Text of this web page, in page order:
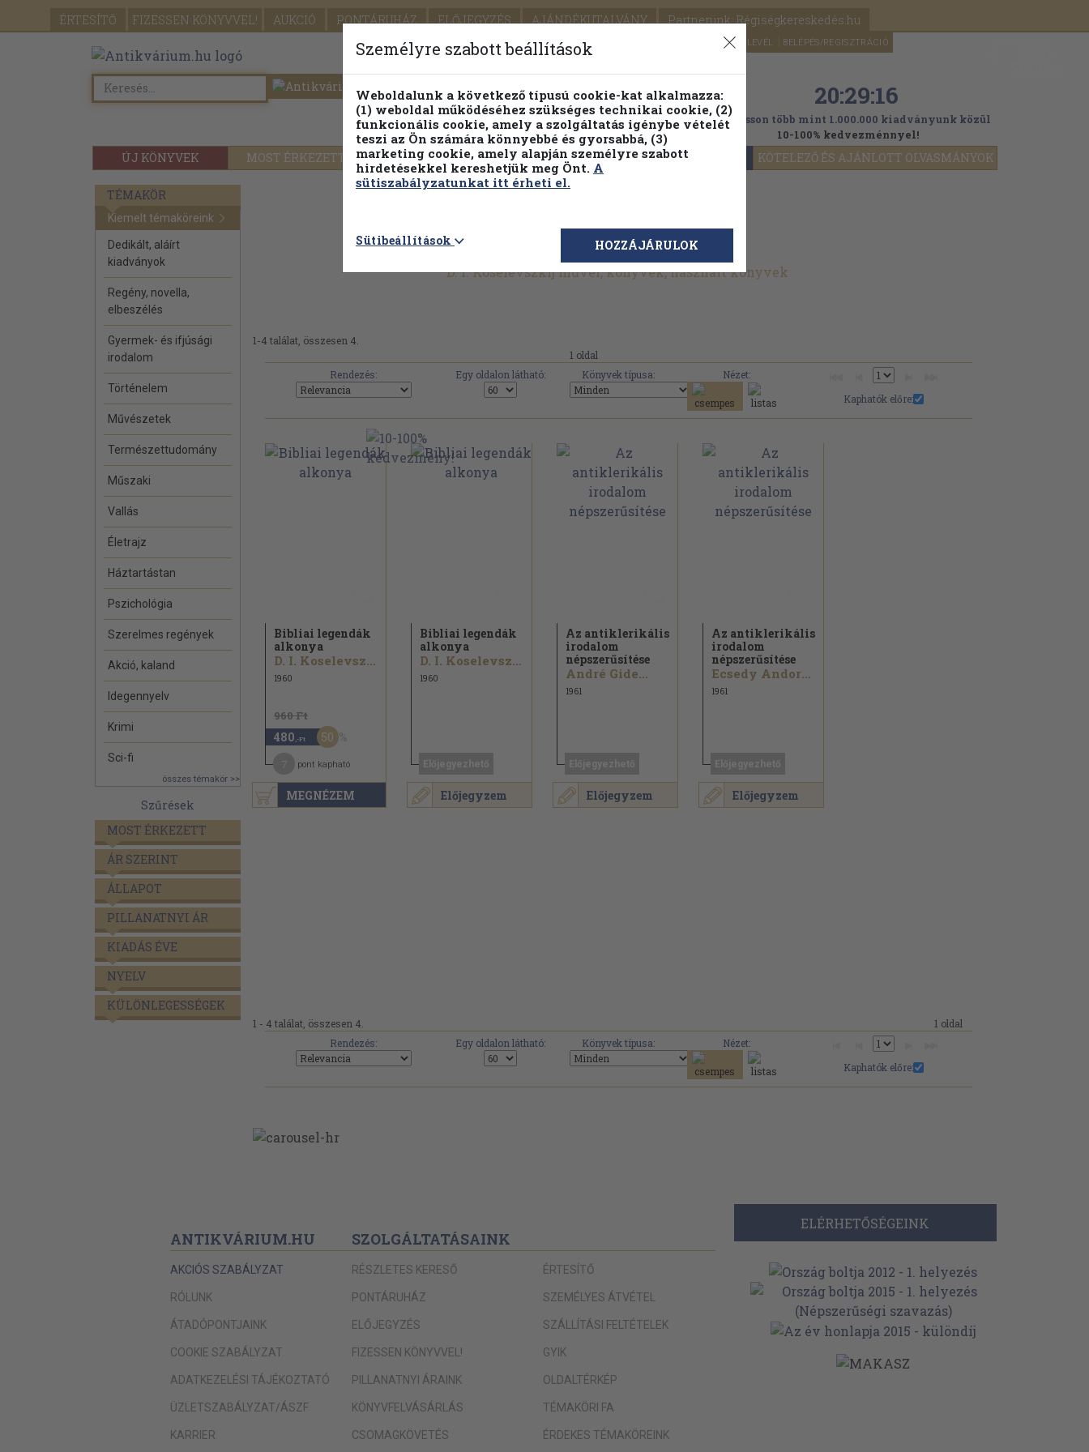
ÉRTESÍTŐ FIZESSEN KÖNYVVEL! AUKCIÓ PONTÁRUHÁZ ELŐJEGYZÉS AJÁNDÉKUTALVÁNY Partnerünk: Régiségkereskedés.hu
SEGÍTSÉG HÍRLEVÉL BELÉPÉS/REGISZTRÁCIÓ
ÚJ KÖNYVEK MOST ÉRKEZETT PILLANATNYI ÁRAINK FENNTARTHATÓ OLVASMÁNYOK KÖTELEZŐ ÉS AJÁNLOTT OLVASMÁNYOK
Részletes kereső Témaköri fa 20:29:16
Válogasson több mint 1.000.000 kiadványunk közül
10-100% kedvezménnyel!
TÉMAKÖR
Kiemelt témaköreink
Dedikált, aláírt
kiadványok
Regény, novella,
elbeszélés
Gyermek- és ifjúsági
irodalom
Történelem
Művészetek
Természettudomány
Műszaki
Vallás
Életrajz
Háztartástan
Pszichológia
Szerelmes regények
Akció, kaland
Idegennyelv
Krimi
Sci-fi
összes témakör >>
Szűrések
MOST ÉRKEZETT
ÁR SZERINT
ÁLLAPOT
PILLANATNYI ÁR
KIADÁS ÉVE
NYELV
KÜLÖNLEGESSÉGEK
D. I. Koselevszkij művei, könyvek, használt könyvek
1-4 találat, összesen 4.
1 oldal
Rendezés:
Egy oldalon látható: Könyvek típusa:
Nézet:
Kaphatók előre:
MEGNÉZEM
Bibliai legendák
alkonya
D. I. Koselevszkij
1960
960 Ft
480 ,-Ft 50
pont kapható
Előjegyzem
Bibliai legendák
alkonya
D. I. Koselevszkij
1960
Előjegyzem
Az antiklerikális
irodalom
népszerűsítése
André Gide...
1961
Előjegyzem
Az antiklerikális
irodalom
népszerűsítése
Ecsedy Andorné...
1961
1 - 4 találat, összesen 4.
1 oldal
Rendezés:
Egy oldalon látható: Könyvek típusa:
Nézet:
Kaphatók előre:
ANTIKVÁRIUM.HU
AKCIÓS SZABÁLYZAT
RÓLUNK
ÁTADÓPONTJAINK
COOKIE SZABÁLYZAT
ADATKEZELÉSI TÁJÉKOZTATÓ
ÜZLETSZABÁLYZAT/ÁSZF
KARRIER
SZOLGÁLTATÁSAINK
RÉSZLETES KERESŐ
PONTÁRUHÁZ
ELŐJEGYZÉS
FIZESSEN KÖNYVVEL!
PILLANATNYI ÁRAINK
KÖNYVFELVÁSÁRLÁS
CSOMAGKÖVETÉS
ÉRTESÍTŐ
SZEMÉLYES ÁTVÉTEL
SZÁLLÍTÁSI FELTÉTELEK
GYIK
OLDALTÉRKÉP
TÉMAKÖRI FA
ÉRDEKES TÉMAKÖREINK
ELÉRHETŐSÉGEINK
Személyre szabott beállítások
Weboldalunk a következő típusú cookie-kat alkalmazza:
(1) weboldal működéséhez szükséges technikai cookie, (2)
funkcionális cookie, amely a szolgáltatás igénybe vételét
teszi az Ön számára könnyebbé és gyorsabbá, (3)
marketing cookie, amely alapján személyre szabott
hirdetésekkel kereshetjük meg Önt. A
sütiszabályzatunkat itt érheti el.
Sütibeállítások HOZZÁJÁRULOK